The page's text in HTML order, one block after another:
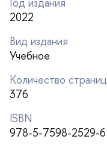
2022
ид издания
Учебное
Количество страниц
376
ISBN
978-5-7598-2529-6